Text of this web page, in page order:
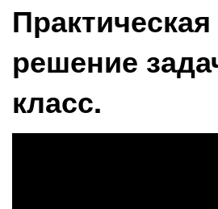
решение
класс.